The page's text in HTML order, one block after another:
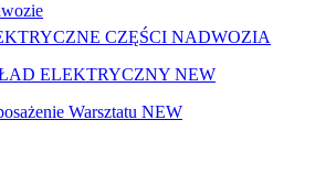
CZĘŚCI NADWOZIA
ELEKTRYCZNY NEW
Warsztatu NEW